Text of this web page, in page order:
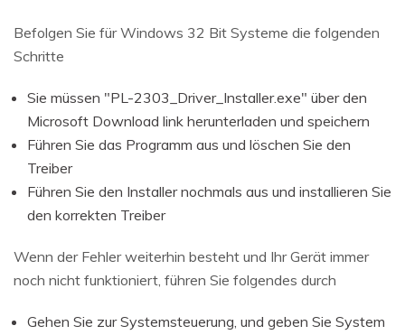
Befolgen Sie für Windows 32 Bit Systeme die folgenden
Schritte
Sie müssen "PL-2303_Driver_Installer.exe" über den
Microsoft Download link herunterladen und speichern
Führen Sie das Programm aus und löschen Sie den
Treiber
Führen Sie den Installer nochmals aus und installieren Sie
den korrekten Treiber
Wenn der Fehler weiterhin besteht und Ihr Gerät immer
noch nicht funktioniert, führen Sie folgendes durch
Gehen Sie zur Systemsteuerung, und geben Sie System